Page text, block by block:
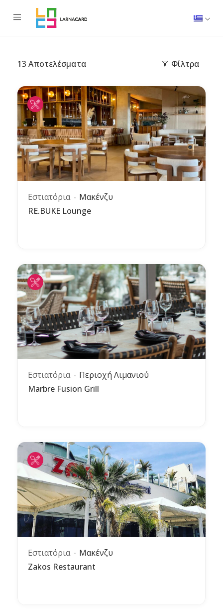
13 Αποτελέσματα Φίλτρα
Εστιατόρια
Μακένζυ
RE.BUKE Lounge
Εστιατόρια
Περιοχή Λιμανιού
Marbre Fusion Grill
Εστιατόρια
Μακένζυ
Zakos Restaurant